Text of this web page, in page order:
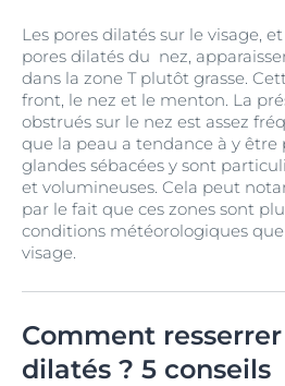
Les pores dilatés sur le visage,
pores dilatés du nez,
dans la zone T plutôt grasse.
front, le nez et le menton. La
obstrués sur le nez est assez
que la peau a tendance à y être
glandes sébacées y sont
et volumineuses. Cela peut
par le fait que ces zones sont
conditions météorologiques
visage.
Comment
dilatés ? 5 conseils